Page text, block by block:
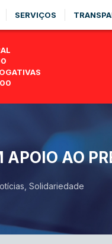
SERVIÇOS
AO
Solidariedade